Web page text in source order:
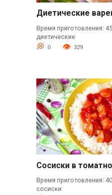
Диетические
Время приготовления:
диетические
0 329
Сосиски в
Время приготовления:
сосиски